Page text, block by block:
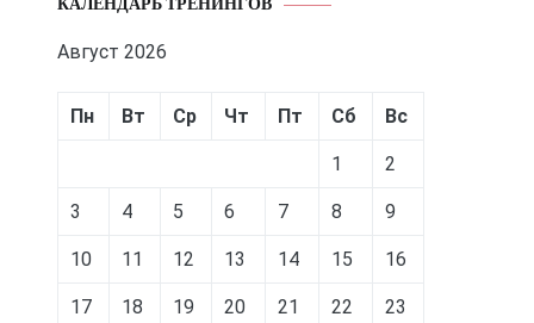
Август 2026
Пн Вт Ср Чт Пт Сб Вс
1 2
3 4 5 6 7 8 9
10 11 12 13 14 15 16
17 18 19 20 21 22 23